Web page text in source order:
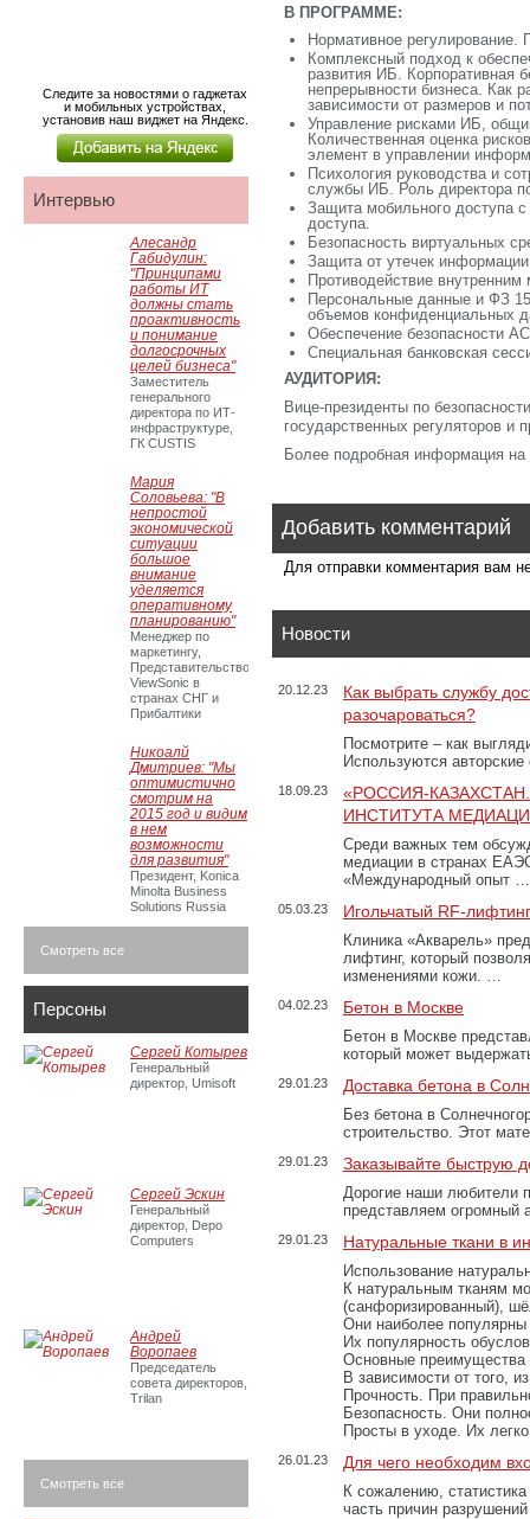
В ПРОГРАММЕ:
Нормативное
Комплексный подход к
развития ИБ. Корпоративная
непрерывности бизнеса. Как
зависимости от размеров и
Управление рисками ИБ,
Количественная оценка
элемент в управлении
Психология руководства и
службы ИБ. Роль директора
Защита мобильного доступа
доступа.
Безопасность виртуальных
Защита от утечек
Противодействие
Персональные данные и ФЗ
объемов конфиденциальных
Обеспечение безопасности
Специальная банковская
АУДИТОРИЯ:
Вице-президенты по
государственных регуляторов и
Более подробная информация на
Добавить комментарий
Для отправки комментария вам
Новости
20.12.23
Как выбрать службу
разочароваться?
Посмотрите – как
Используются
18.09.23
«РОССИЯ-
ИНСТИТУТА
Среди важных тем
медиации в странах
«Международный опыт …
05.03.23 Игольчатый RF-
Клиника «Акварель»
лифтинг, который
изменениями кожи. …
04.02.23 Бетон в Москве
Бетон в Москве
который может
29.01.23 Доставка бетона в
Без бетона в
строительство. Этот
29.01.23 Заказывайте быструю
Дорогие наши любители
представляем огромный
29.01.23 Натуральные ткани в
Использование
К натуральным тканям
(санфоризированный),
Они наиболее популярны
Их популярность
Основные преимущества
В зависимости от того,
Прочность. При
Безопасность. Они
Просты в уходе. Их
26.01.23 Для чего необходим
К сожалению,
часть причин
Следите за новостями о гаджетах
и мобильных устройствах,
установив наш виджет на Яндекс.
Интервью
Алесандр
Габидулин:
"Принципами
работы ИТ
должны стать
проактивность
и понимание
долгосрочных
целей бизнеса"
Заместитель
генерального
директора по ИТ-
инфраструктуре,
ГК CUSTIS
Мария
Соловьева: "В
непростой
экономической
ситуации
большое
внимание
уделяется
оперативному
планированию"
Менеджер по
маркетингу,
Представительство
ViewSonic в
странах СНГ и
Прибалтики
Никоалй
Дмитриев: "Мы
оптимистично
смотрим на
2015 год и видим
в нем
возможности
для развития"
Президент, Konica
Minolta Business
Solutions Russia
Смотреть все
Персоны
Сергей Котырев
Генеральный
директор, Umisoft
Сергей Эскин
Генеральный
директор, Depo
Computers
Андрей
Воропаев
Председатель
совета директоров,
Trilan
Смотреть все